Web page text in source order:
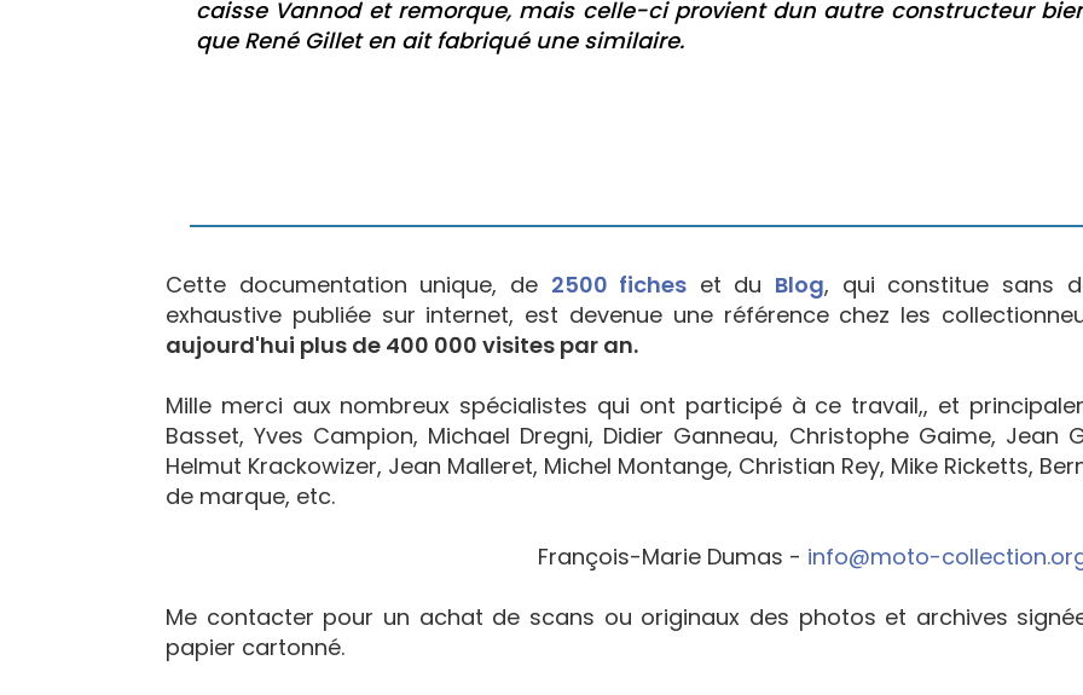
caisse Vannod et remorque, mais celle-ci provient dun autre constructeur
que René Gillet en ait fabriqué une similaire.
Cette documentation unique, de 2500 fiches et du Blog, qui constitue sans
exhaustive publiée sur internet, est devenue une référence chez les
aujourd'hui plus de 400 000 visites par an.
Mille merci aux nombreux spécialistes qui ont participé à ce travail,, et
Basset, Yves Campion, Michael Dregni, Didier Ganneau, Christophe Gaime, Jean
Helmut Krackowizer, Jean Malleret, Michel Montange, Christian Rey, Mike Ricketts,
de marque, etc.
François-Marie Dumas - info@moto-
Me contacter pour un achat de scans ou originaux des photos et archives
papier cartonné.